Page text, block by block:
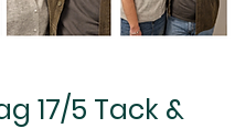
17/5 Tack &